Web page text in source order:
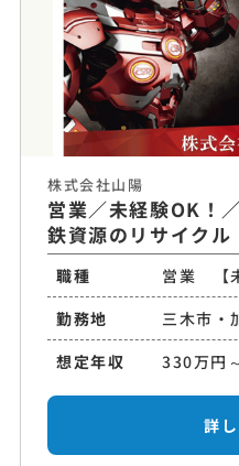
株式会社山陽
営業／未経験OK！
鉄資源のリサイクル
職種
営業 【
勤務地
三木市・
想定年収
330万円
詳